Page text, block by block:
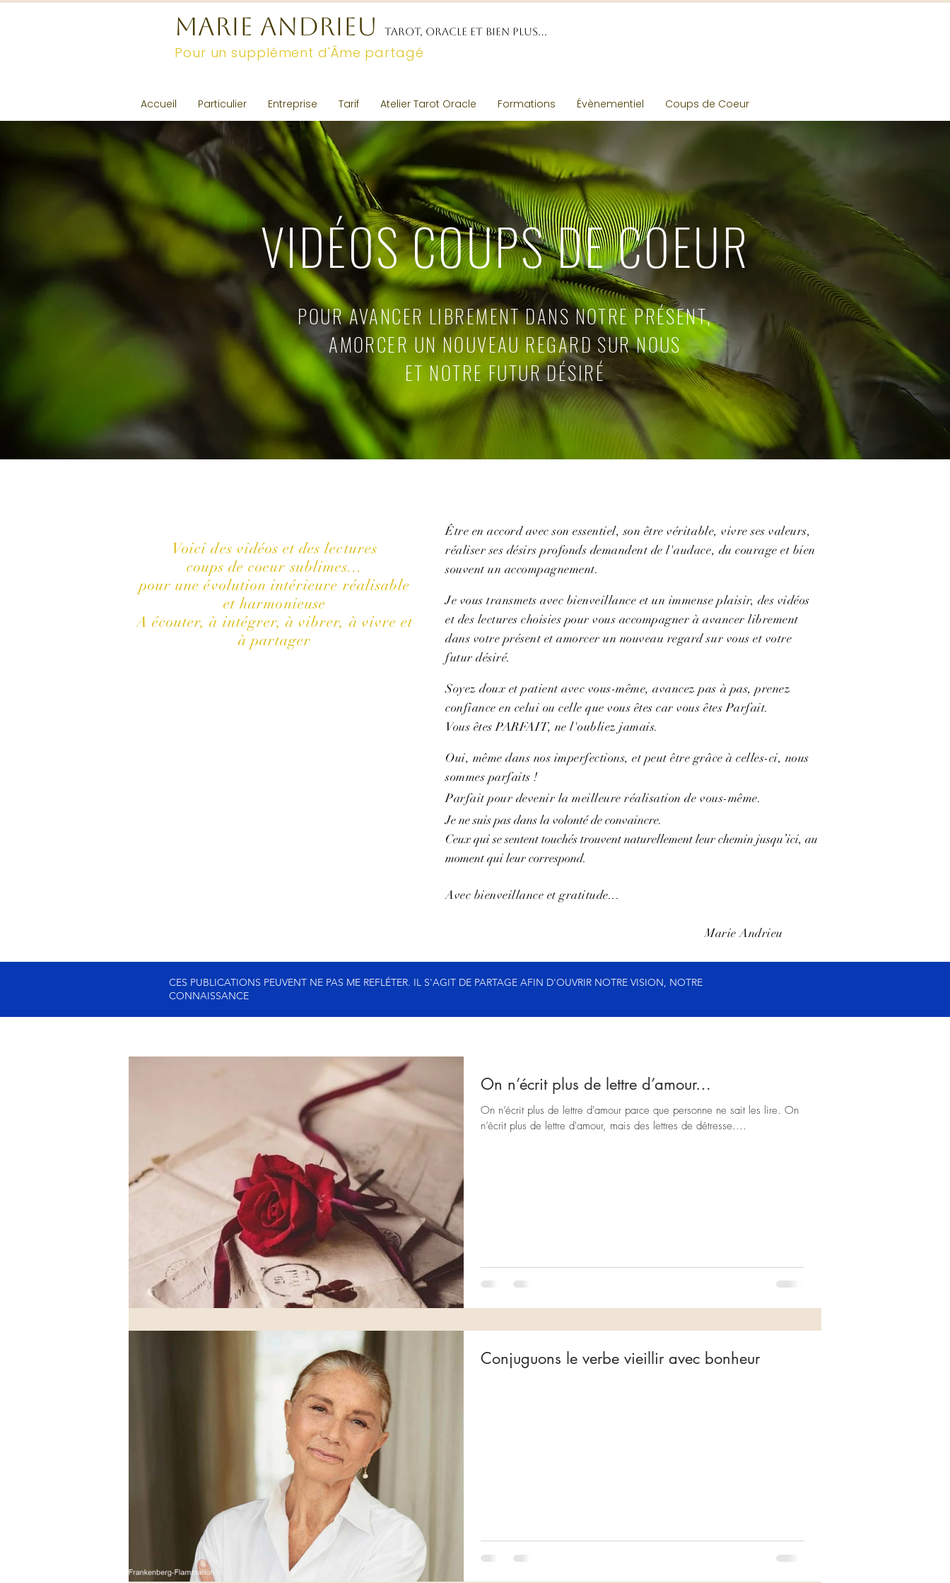
MARIE ANDRIEU TAROT, ORACLE ET BIEN PLUS...
Pour un supplément d'Âme partagé
Accueil Particulier Entreprise Tarif Atelier Tarot Oracle Formations Évènementiel Coups de Coeur
VIDÉOSCOUPS DE COEUR
POUR AVANCER LIBREMENT DANS NOTRE PRÉSENT,
AMORCER UN NOUVEAU REGARD SUR NOUS
ET NOTRE FUTUR DÉSIRÉ
Voici des vidéos et des lectures
coups de coeur sublimes...
pour une évolution intérieure réalisable
et harmonieuse
A écouter, à intégrer, à vibrer, à vivre et
à partager
Être en accord avec son essentiel, son être véritable, vivre ses valeurs,
réaliser ses désirs profonds demandent de l'audace, du courage et bien
souvent un accompagnement.
Je vous transmets avec bienveillance et un immense plaisir, des vidéos
et des lectures choisies pour vous accompagner à avancer librement
dans votre présent et amorcer un nouveau regard sur vous et votre
futur désiré.
Soyez doux et patient avec vous-même, avancez pas à pas, prenez
confiance en celui ou celle que vous êtes car vous êtes Parfait.
Vous êtes PARFAIT, ne l'oubliez jamais.
Oui, même dans nos imperfections, et peut être grâce à celles-ci, nous
sommes parfaits !
Parfait pour devenir la meilleure réalisation de vous-même.
Je ne suis pas dans la volonté de convaincre.
Ceux qui se sentent touchés trouvent naturellement leur chemin jusqu’ici, au
moment qui leur correspond.
Avec bienveillance et gratitude...
Marie Andrieu
CES PUBLICATIONS PEUVENT NE PAS ME REFLÉTER. IL S'AGIT DE PARTAGE AFIN D'OUVRIR NOTRE VISION, NOTRE
CONNAISSANCE
On n’écrit plus de lettre d’amour…
On n’écrit plus de lettre d'amour parce que personne ne sait les lire. On
n’écrit plus de lettre d'amour, mais des lettres de détresse....
Conjuguons le verbe vieillir avec bonheur